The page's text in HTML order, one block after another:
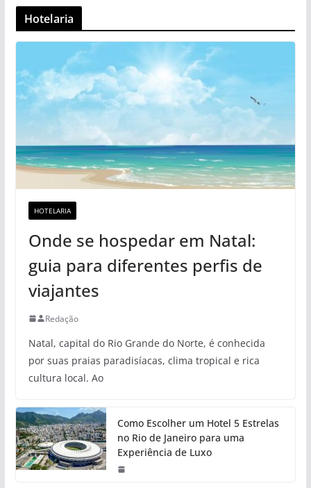
Hotelaria
HOTELARIA
Onde se hospedar em Natal:
guia para diferentes perfis de
viajantes
Redação
Natal, capital do Rio Grande do Norte, é conhecida
por suas praias paradisíacas, clima tropical e rica
cultura local. Ao
Como Escolher um Hotel 5 Estrelas
no Rio de Janeiro para uma
Experiência de Luxo